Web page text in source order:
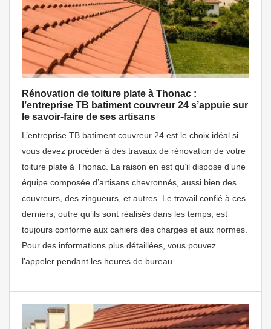
Rénovation de toiture plate à Thonac :
l’entreprise TB batiment couvreur 24 s’appuie sur
le savoir-faire de ses artisans
L’entreprise TB batiment couvreur 24 est le choix idéal si
vous devez procéder à des travaux de rénovation de votre
toiture plate à Thonac. La raison en est qu’il dispose d’une
équipe composée d’artisans chevronnés, aussi bien des
couvreurs, des zingueurs, et autres. Le travail confié à ces
derniers, outre qu’ils sont réalisés dans les temps, est
toujours conforme aux cahiers des charges et aux normes.
Pour des informations plus détaillées, vous pouvez
l’appeler pendant les heures de bureau.